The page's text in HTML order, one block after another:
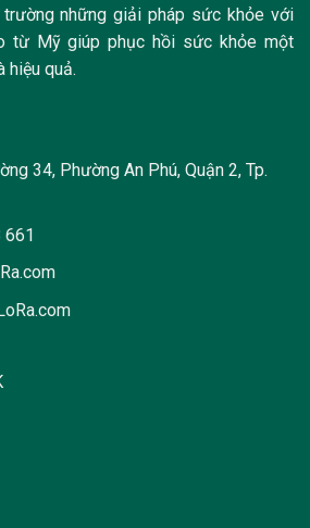
những giải pháp sức khỏe với
từ Mỹ giúp phục hồi sức khỏe một
hiệu quả.
34, Phường An Phú, Quận 2, Tp.
661